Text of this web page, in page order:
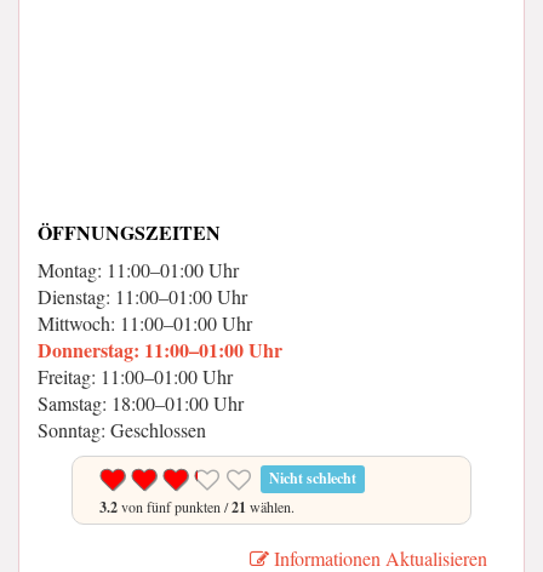
ÖFFNUNGSZEITEN
Montag: 11:00–01:00 Uhr
Dienstag: 11:00–01:00 Uhr
Mittwoch: 11:00–01:00 Uhr
Donnerstag: 11:00–01:00 Uhr
Freitag: 11:00–01:00 Uhr
Samstag: 18:00–01:00 Uhr
Sonntag: Geschlossen
Nicht schlecht
3.2von fünf punkten /21 wählen.
Informationen Aktualisieren